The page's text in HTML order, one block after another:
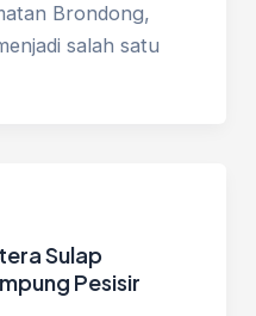
Brondong,
salah satu
Sulap
Pesisir